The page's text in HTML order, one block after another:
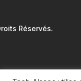
Réservés.